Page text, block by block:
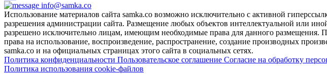
info@samka.co
Использование материалов сайта samka.co возможно исключительно с активной
разрешения администрации сайта. Размещение любых объектов интеллектуальной или
разрешено исключительно лицам, имеющим необходимые права для данного размещения.
права на использование, воспроизведение, распространение, создание производных
samka.co и на официальных страницах этого сайта в социальных сетях.
Политика конфиденциальности Пользовательское соглашение Согласие на обработку
Политика использования cookie-файлов